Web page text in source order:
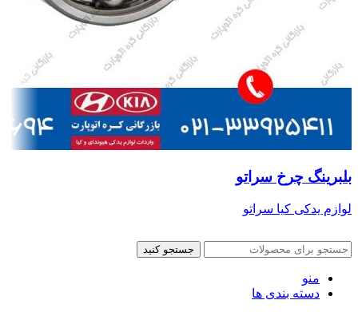
بلبرینگ چرخ سراتو
لوازم یدکی کیا سراتو
جستجو کنید
منو
دسته بندی ها